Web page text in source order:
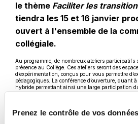
Prenez le contrôle de vos données
le thème Faciliter les
tiendra les 15 et 16 janvier
ouvert à l'ensemble de la
collégiale.
Au programme, de nombreux ateliers participatifs
présence au Collège. Ces ateliers seront des
d’expérimentation, conçus pour vous permettre
pédagogiques. La conférence d’ouverture, quant
hybride permettant ainsi une large participation
lien
différentes activités et accéder à leur fiche-